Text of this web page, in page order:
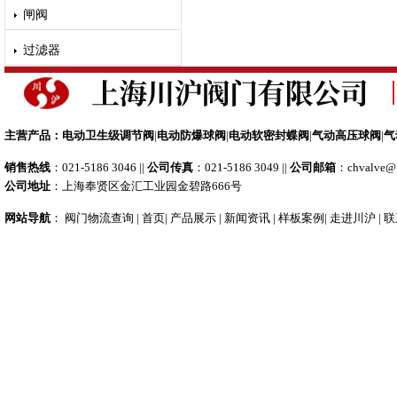
闸阀
过滤器
主营产品： 电动卫生级调节阀 |电动防爆球阀 |电动软密封蝶阀 |气动高压球阀 |
销售热线 ：021-5186 3046 || 公司传真 ：021-5186 3049 || 公司邮箱 ：
公司地址 ：上海奉贤区金汇工业园金碧路666号
网站导航 ： 阀门物流查询 | 首页| 产品展示 | 新闻资讯 | 样板案例 | 走进川沪 |